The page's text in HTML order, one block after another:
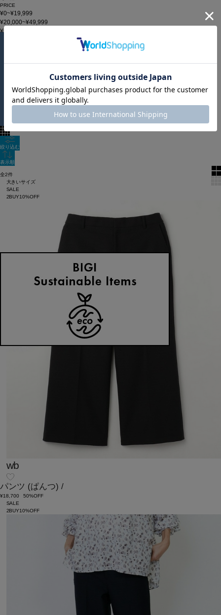
PRICE
¥0~¥19,999
¥20,000~¥49,999
¥50,000~
【style2】
新着順
単色表示
絞り込む
表示順
全2件
大きいサイズ
SALE
2BUY10%OFF
wb
パンツ (ぱんつ) /
¥18,700
50%OFF
SALE
2BUY10%OFF